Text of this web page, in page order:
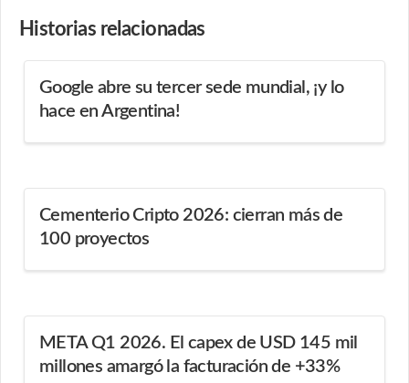
Historias relacionadas
Google abre su tercer sede mundial, ¡y lo
hace en Argentina!
Cementerio Cripto 2026: cierran más de
100 proyectos
META Q1 2026. El capex de USD 145 mil
millones amargó la facturación de +33%